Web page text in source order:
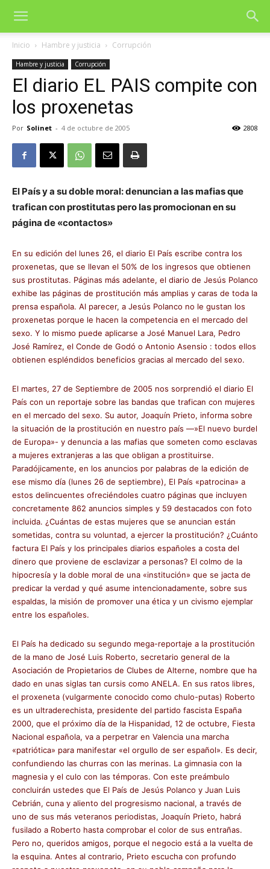
Inicio Hambre y justicia Corrupción
Hambre y justicia Corrupción
El diario EL PAIS compite con
los proxenetas
Por Solinet - 4 de octubre de 2005 2808
El País y a su doble moral: denuncian a las mafias que
trafican con prostitutas pero las promocionan en su
página de «contactos»
En su edición del lunes 26, el diario El País escribe contra los
proxenetas, que se llevan el 50% de los ingresos que obtienen
sus prostitutas. Páginas más adelante, el diario de Jesús Polanco
exhibe las páginas de prostitución más amplias y caras de toda la
prensa española. Al parecer, a Jesús Polanco no le gustan los
proxenetas porque le hacen la competencia en el mercado del
sexo. Y lo mismo puede aplicarse a José Manuel Lara, Pedro
José Ramírez, el Conde de Godó o Antonio Asensio : todos ellos
obtienen espléndidos beneficios gracias al mercado del sexo.
El martes, 27 de Septiembre de 2005 nos sorprendió el diario El
País con un reportaje sobre las bandas que trafican con mujeres
en el mercado del sexo. Su autor, Joaquín Prieto, informa sobre
la situación de la prostitución en nuestro país —»El nuevo burdel
de Europa»- y denuncia a las mafias que someten como esclavas
a mujeres extranjeras a las que obligan a prostituirse.
Paradójicamente, en los anuncios por palabras de la edición de
ese mismo día (lunes 26 de septiembre), El País «patrocina» a
estos delincuentes ofreciéndoles cuatro páginas que incluyen
concretamente 862 anuncios simples y 59 destacados con foto
incluida. ¿Cuántas de estas mujeres que se anuncian están
sometidas, contra su voluntad, a ejercer la prostitución? ¿Cuánto
factura El País y los principales diarios españoles a costa del
dinero que proviene de esclavizar a personas? El colmo de la
hipocresía y la doble moral de una «institución» que se jacta de
predicar la verdad y qué asume intencionadamente, sobre sus
espaldas, la misión de promover una ética y un civismo ejemplar
entre los españoles.
El País ha dedicado su segundo mega-reportaje a la prostitución
de la mano de José Luis Roberto, secretario general de la
Asociación de Propietarios de Clubes de Alterne, nombre que ha
dado en unas siglas tan cursis como ANELA. En sus ratos libres,
el proxeneta (vulgarmente conocido como chulo-putas) Roberto
es un ultraderechista, presidente del partido fascista España
2000, que el próximo día de la Hispanidad, 12 de octubre, Fiesta
Nacional española, va a perpetrar en Valencia una marcha
«patriótica» para manifestar «el orgullo de ser español». Es decir,
confundiendo las churras con las merinas. La gimnasia con la
magnesia y el culo con las témporas. Con este preámbulo
concluirán ustedes que El País de Jesús Polanco y Juan Luis
Cebrián, cuna y aliento del progresismo nacional, a través de
uno de sus más veteranos periodistas, Joaquín Prieto, habrá
fusilado a Roberto hasta comprobar el color de sus entrañas.
Pero no, queridos amigos, porque el negocio está a la vuelta de
la esquina. Antes al contrario, Prieto escucha con profundo